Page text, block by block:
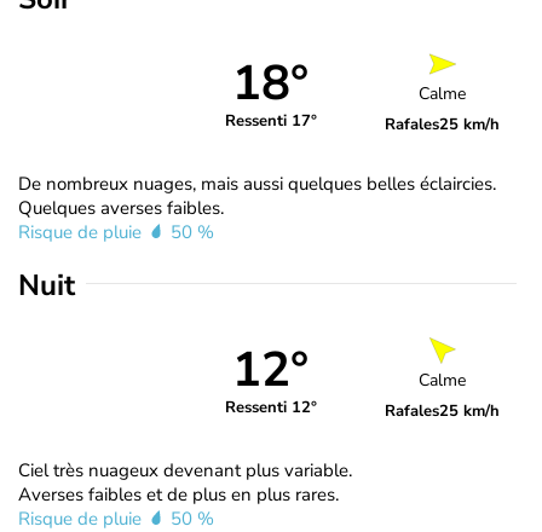
18°
Ressenti 17°
Calme
Rafales25 km/h
De nombreux nuages, mais aussi quelques belles éclaircies.
Quelques averses faibles.
Risque de pluie
50 %
Nuit
12°
Ressenti 12°
Calme
Rafales25 km/h
Ciel très nuageux devenant plus variable.
Averses faibles et de plus en plus rares.
Risque de pluie
50 %